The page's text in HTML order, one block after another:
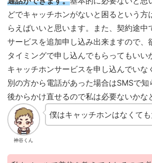
どでキャッチホンがないと困るという方
らえばいいと思います。また、契約途中
サービスを追加申し込み出来ますので、
タイミングで申し込んでもらってもいい
キャッチホンサービスを申し込んでいな
別の方から電話があった場合はSMSで知
後からかけ直せるので私は必要ないかな
神谷くん
僕はキャッチホンはなくても